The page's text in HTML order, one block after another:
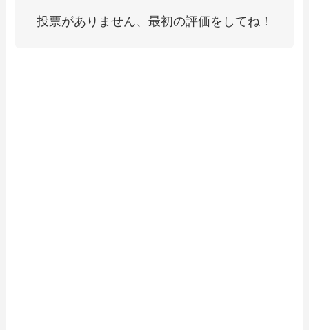
投票がありません、最初の評価をしてね！